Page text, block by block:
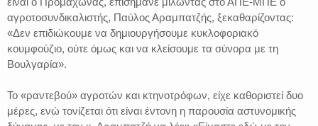
αγροτοσυνδικαλιστής, Παύλος Αραμπατζής, ξεκαθαρίζοντας:
«Δεν επιδιώκουμε να δημιουργήσουμε κυκλοφοριακό
κουμφούζιο, ούτε όμως και να κλείσουμε τα σύνορα με τη
Βουλγαρία».
Το «ραντεβού» αγροτών και κτηνοτρόφων, είχε καθοριστεί δυο
μέρες, ενώ τονίζεται ότι είναι έντονη η παρουσία αστυνομικής